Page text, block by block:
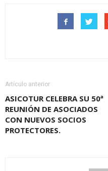
Artículo anterior
ASICOTUR CELEBRA SU 50ª
REUNIÓN DE ASOCIADOS
CON NUEVOS SOCIOS
PROTECTORES.